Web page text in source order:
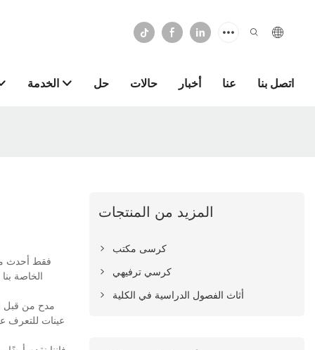
الخدمة حل حالات أخبار عنا اتصل بنا
الخاصة
عينات للتعرف
المزيد من المنتجات
كرسى مكتب
كرسي ترفيهي
أثاث الفصول الدراسية في الكلية